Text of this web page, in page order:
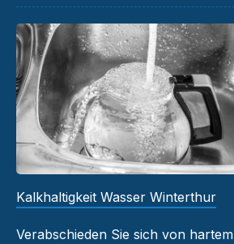
Kalkhaltigkeit Wasser Winterthur
Verabschieden Sie sich von hartem